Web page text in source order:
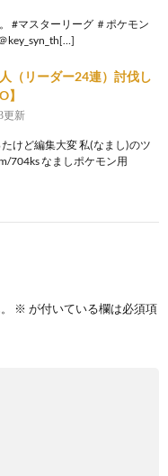
#マスターリーグ ＃ポケモン
key_syn_th[…]
（リーダー24連）討伐し
更新
けど編集大変 私(なまし)のツ
704ks なましポケモン用
※ が付いている欄は必須項